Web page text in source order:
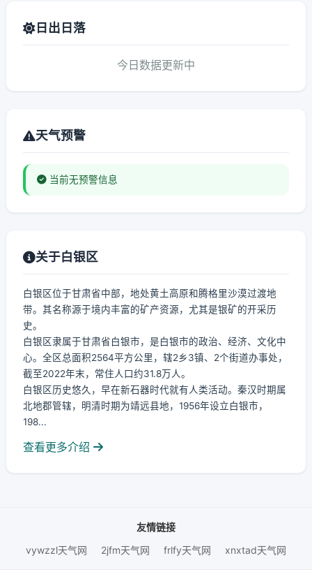
日出日落
今日数据更新中
天气预警
当前无预警信息
关于白银区
白银区位于甘肃省中部，地处黄土高原和腾格里沙漠过渡地
带。其名称源于境内丰富的矿产资源，尤其是银矿的开采历
史。
白银区隶属于甘肃省白银市，是白银市的政治、经济、文化中
心。全区总面积2564平方公里，辖2乡3镇、2个街道办事处，
截至2022年末，常住人口约31.8万人。
白银区历史悠久，早在新石器时代就有人类活动。秦汉时期属
北地郡管辖，明清时期为靖远县地，1956年设立白银市，
198...
查看更多介绍
友情链接
vywzzl天气网
2jfm天气网 frlfy天气网 xnxtad天气网